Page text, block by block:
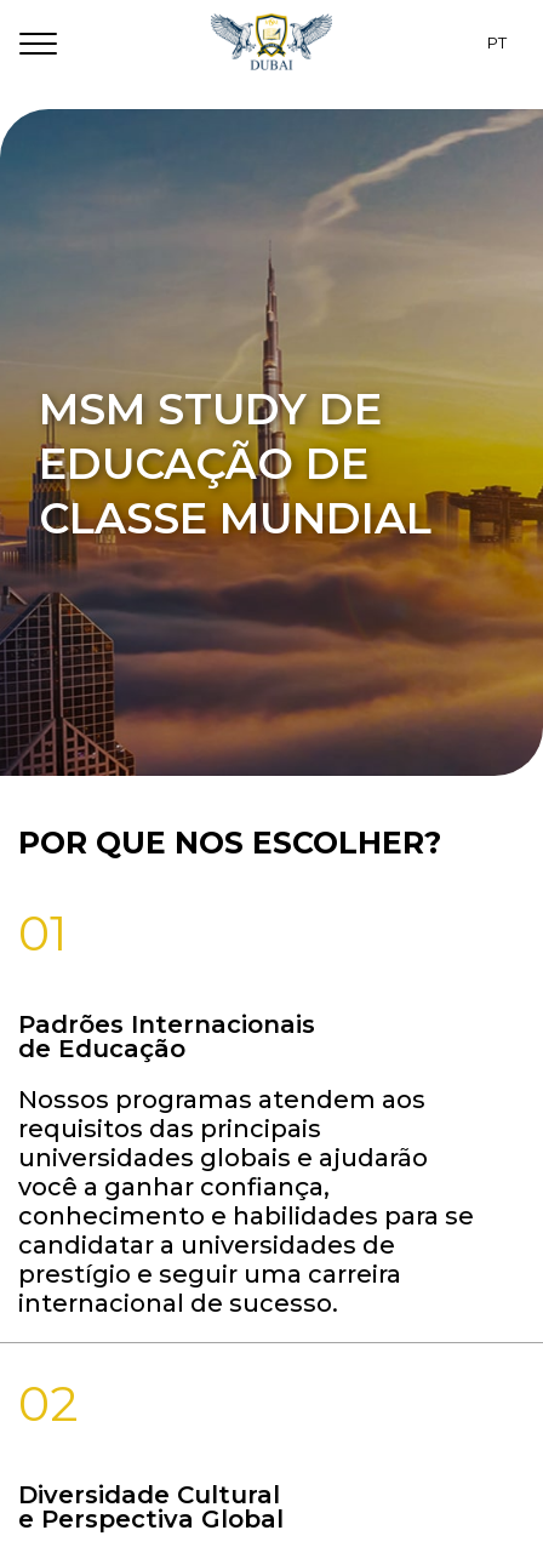
Programas
Contatos
PT
MSM STUDY DE
EDUCAÇÃO DE
CLASSE MUNDIAL
POR QUE NOS ESCOLHER?
Padrões Internacionais
de Educação
Nossos programas atendem aos
requisitos das principais
universidades globais e ajudarão
você a ganhar confiança,
conhecimento e habilidades para se
candidatar a universidades de
prestígio e seguir uma carreira
internacional de sucesso.
01
Diversidade Cultural
e Perspectiva Global
02